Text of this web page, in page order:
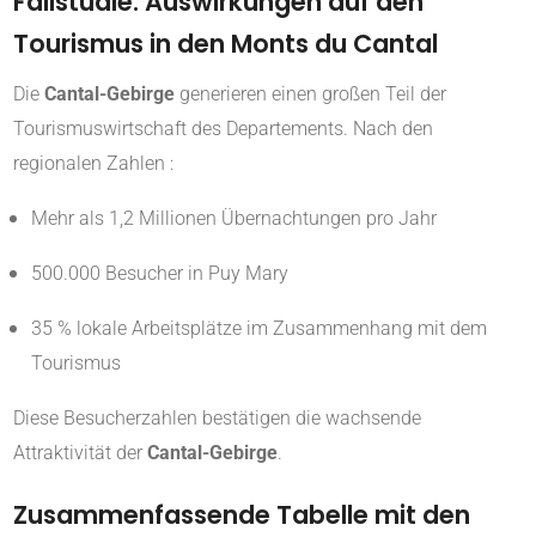
Tourismus in den Monts du Cantal
Die Cantal-Gebirge generieren einen großen Teil der
Tourismuswirtschaft des Departements. Nach den
regionalen Zahlen :
Mehr als 1,2 Millionen Übernachtungen pro Jahr
500.000 Besucher in Puy Mary
35 % lokale Arbeitsplätze im Zusammenhang mit dem
Tourismus
Diese Besucherzahlen bestätigen die wachsende
Attraktivität der Cantal-Gebirge.
Zusammenfassende Tabelle mit den